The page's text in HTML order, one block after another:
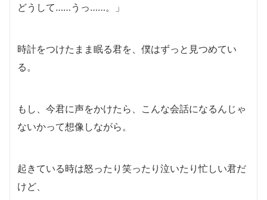
どうして……うっ……。」
時計をつけたまま眠る君を、僕はずっと見つめてい
る。
もし、今君に声をかけたら、こんな会話になるんじゃ
ないかって想像しながら。
起きている時は怒ったり笑ったり泣いたり忙しい君だ
けど、